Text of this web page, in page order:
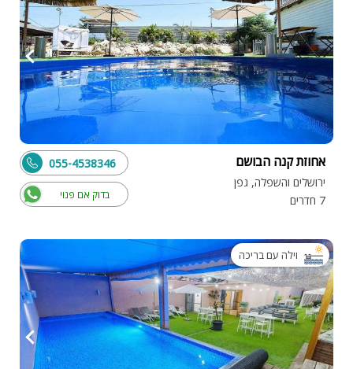
אחוזת קנה הבושם
ירושלים והשפלה, גפן
7 חדרים
בדוק אם פנוי
055-4538346
וילה עם בריכה